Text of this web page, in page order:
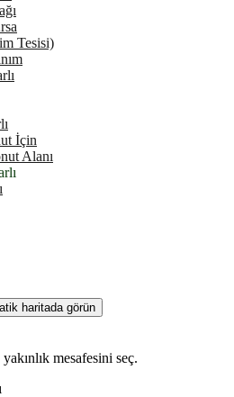
Tesisi)
İçin
Alanı
haritada görün
mesafesini seç.